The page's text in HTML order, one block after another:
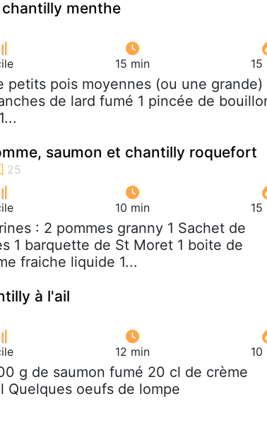
menthe
15 min 15
petits pois moyennes (ou une grande)
de lard fumé 1 pincée de
saumon et chantilly roquefort
10 min 15
: 2 pommes granny 1 Sachet de
1 barquette de St Moret 1 boite de
fraiche liquide 1...
à l'ail
12 min 10
g de saumon fumé 20 cl de crème
Quelques oeufs de lompe